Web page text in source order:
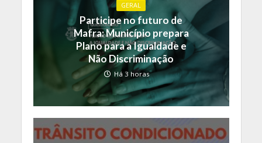
GERAL
Participe no futuro de
Mafra: Município prepara
Plano para a Igualdade e
Não Discriminação
Há 3 horas